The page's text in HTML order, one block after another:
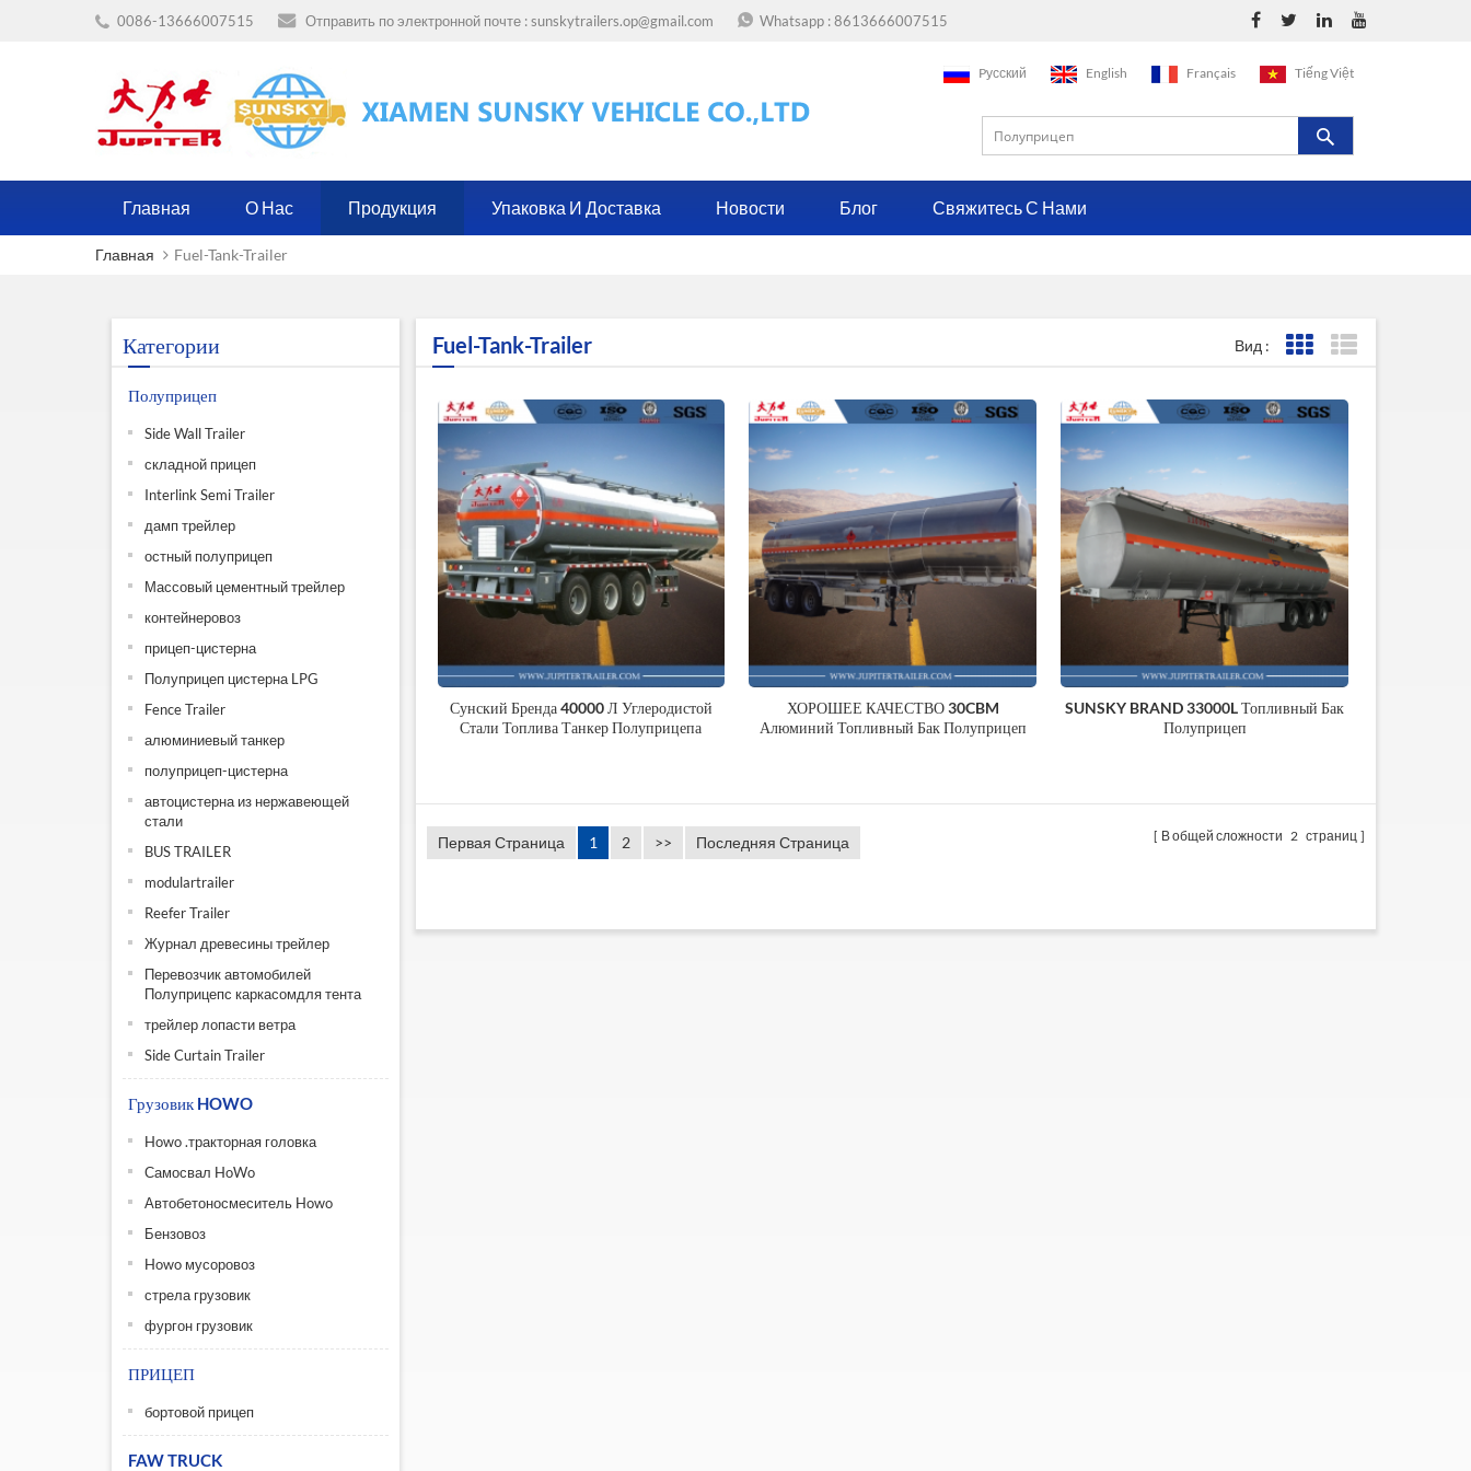
0086-13666007515 Отправить по электронной почте :sunskytrailers.op@gmail.com Whatsapp :8613666007515
Pусский English Français Tiếng Việt
Главная О Нас Продукция Упаковка И Доставка Новости Блог Свяжитесь С Нами
Главная Fuel-Tank-Trailer
Категории
Полуприцеп
Side Wall Trailer
складной прицеп
Interlink Semi Trailer
дамп трейлер
остный полуприцеп
Массовый цементный трейлер
контейнеровоз
прицеп-цистерна
Полуприцеп цистерна LPG
Fence Trailer
алюминиевый танкер
полуприцеп-цистерна
автоцистерна из нержавеющей
стали
BUS TRAILER
modulartrailer
Reefer Trailer
Журнал древесины трейлер
Перевозчик автомобилей
Полуприцепс каркасомдля тента
трейлер лопасти ветра
Side Curtain Trailer
Грузовик HOWO
Howo .тракторная головка
Самосвал HoWo
Автобетоносмеситель Howo
Бензовоз
Howo мусоровоз
стрела грузовик
фургон грузовик
ПРИЦЕП
бортовой прицеп
FAW TRUCK
Fuel-Tank-Trailer Вид : Представление сетки
Сунский Бренда 40000 Л Углеродистой
Стали Топлива Танкер Полуприцепа
ХОРОШЕЕ КАЧЕСТВО 30CBM
Алюминий Топливный Бак Полуприцеп
SUNSKY BRAND 33000L Топливный Бак
Полуприцеп
Первая Страница 1 2 >> Последняя Страница В общей сложности 2 страниц